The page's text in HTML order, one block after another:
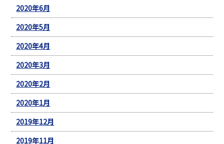
2020年6月
2020年5月
2020年4月
2020年3月
2020年2月
2020年1月
2019年12月
2019年11月